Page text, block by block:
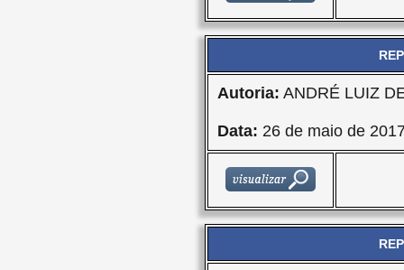
Autoria: ANDRÉ LUIZ
Data: 26 de maio de